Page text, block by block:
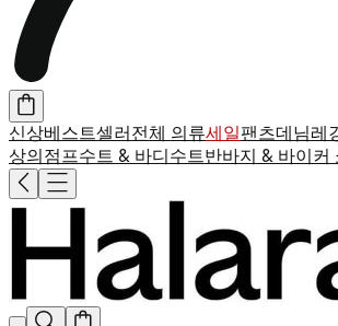
신상베스트셀러 전체 의류세일팬츠데님레
상의 점프수트 & 바디수트반바지 & 바이커